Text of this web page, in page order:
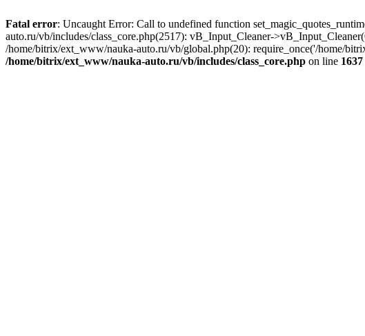
Fatal error: Uncaught Error: Call to undefined function
auto.ru/vb/includes/class_core.php(2517): vB_Input_Cleaner-
/home/bitrix/ext_www/nauka-auto.ru/vb/global.php(20): require_once('/home/
/home/bitrix/ext_www/nauka-auto.ru/vb/includes/class_core.php on line 1637